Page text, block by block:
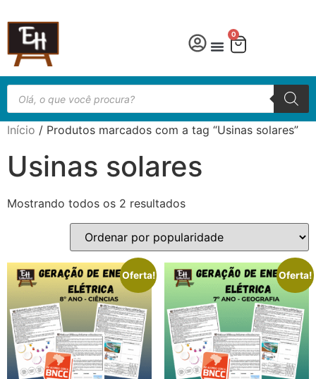
0
Início / Produtos marcados com a tag “Usinas solares”
Usinas solares
Mostrando todos os 2 resultados
Oferta! Oferta!